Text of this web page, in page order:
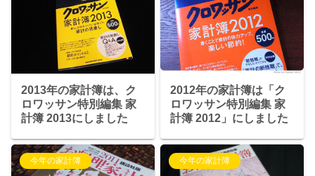
2013年の家計簿は、ク
ロワッサン特別編集 家
計簿 2013にしました
2012年の家計簿は「ク
ロワッサン特別編集 家
計簿 2012」にしました
今年の家計簿 今年の家計簿